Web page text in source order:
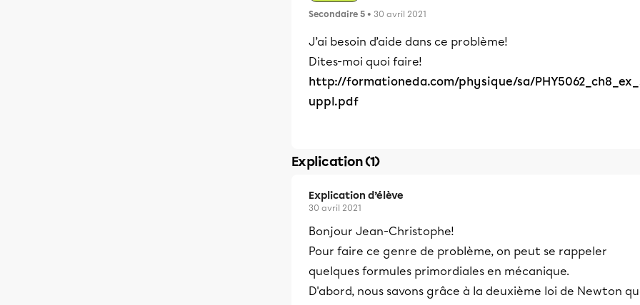
Secondaire 5 • 30 avril 2021
J’ai besoin d’aide dans ce problème!
Dites-moi quoi faire!
http://formationeda.com/physique/sa/
uppl.pdf
Explication (1)
Explication d’élève
30 avril 2021
Bonjour Jean-Christophe!
Pour faire ce genre de problème, on peut se rappeler
quelques formules primordiales en mécanique.
D'abord, nous savons grâce à la deuxième loi de Newton